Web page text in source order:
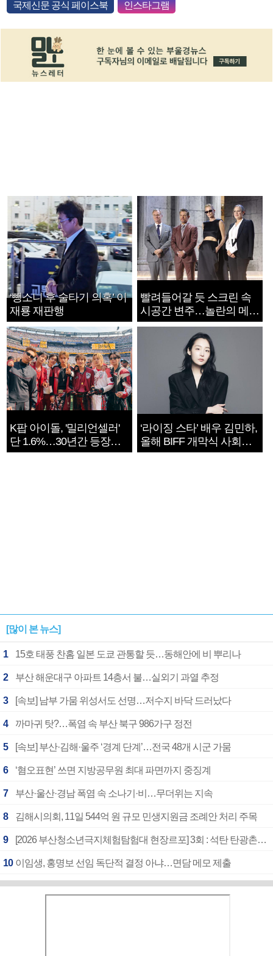
국제신문 공식 페이스북 인스타그램
‘뺑소니 후 술타기 의혹’ 이
재룡 재판행
빨려들어갈 듯 스크린 속
시공간 변주…놀란의 메시
지는 ‘전쟁 속죄’
K팝 아이돌, '밀리언셀러'
단 1.6%…30년간 등장
1182개팀 전수조사
‘라이징 스타’ 배우 김민하,
올해 BIFF 개막식 사회자
확정
[많이 본 뉴스]
1 15호 태풍 찬홈 일본 도쿄 관통할 듯…동해안에 비 뿌리나
2 부산 해운대구 아파트 14층서 불…실외기 과열 추정
3 [속보] 남부 가뭄 위성서도 선명…저수지 바닥 드러났다
4 까마귀 탓?…폭염 속 부산 북구 986가구 정전
5 [속보] 부산·김해·울주 ‘경계 단계’…전국 48개 시군 가뭄
6 ‘혐오표현’ 쓰면 지방공무원 최대 파면까지 중징계
7 부산·울산·경남 폭염 속 소나기·비…무더위는 지속
8 김해시의회, 11일 544억 원 규모 민생지원금 조례안 처리 주목
9 [2026 부산청소년극지체험탐험대 현장르포] 3회 : 석탄 탄광촌에서 북극 연구의 중심지로
10 이임생, 홍명보 선임 독단적 결정 아냐…면담 메모 제출